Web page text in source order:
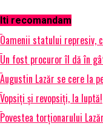
Iti recomandam
Oamenii statului represiv,
Un fost procuror îl dă în
Augustin Lazăr se cere la
Vopsiți și revopsiți, la luptă!
Povestea torționarului